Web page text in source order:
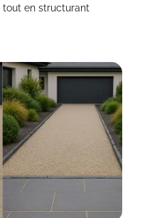
tout en structurant